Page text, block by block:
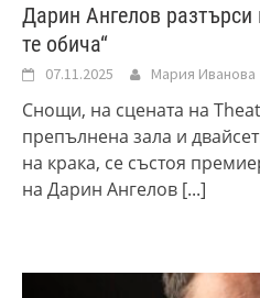
Дарин Ангелов разтърси
те обича“
07.11.2025 Мария Иванова
Снощи, на сцената на
препълнена зала и
на крака, се състоя
на Дарин Ангелов [...]